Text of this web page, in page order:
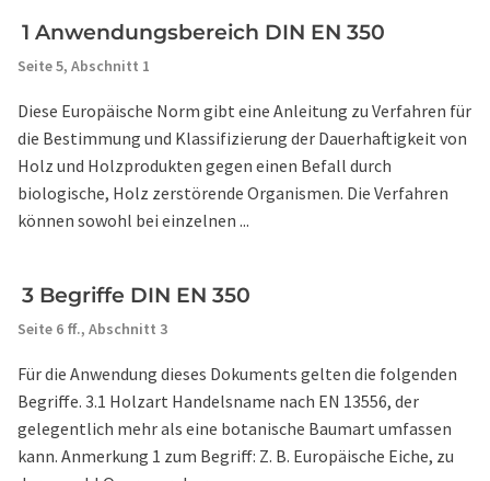
1 Anwendungsbereich DIN EN 350
Seite 5, Abschnitt 1
Diese Europäische Norm gibt eine Anleitung zu Verfahren für
die Bestimmung und Klassifizierung der Dauerhaftigkeit von
Holz und Holzprodukten gegen einen Befall durch
biologische, Holz zerstörende Organismen. Die Verfahren
können sowohl bei einzelnen ...
3 Begriffe DIN EN 350
Seite 6 ff., Abschnitt 3
Für die Anwendung dieses Dokuments gelten die folgenden
Begriffe. 3.1 Holzart Handelsname nach EN 13556, der
gelegentlich mehr als eine botanische Baumart umfassen
kann. Anmerkung 1 zum Begriff: Z. B. Europäische Eiche, zu